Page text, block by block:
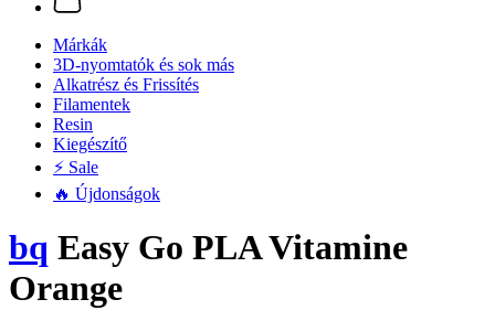
Márkák
3D-nyomtatók és sok más
Alkatrész és Frissítés
Filamentek
Resin
Kiegészítő
⚡ Sale
🔥 Újdonságok
bq Easy Go PLA Vitamine
Orange